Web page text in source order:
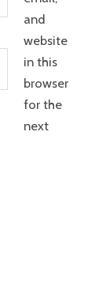
and
website
in this
browser
for the
next